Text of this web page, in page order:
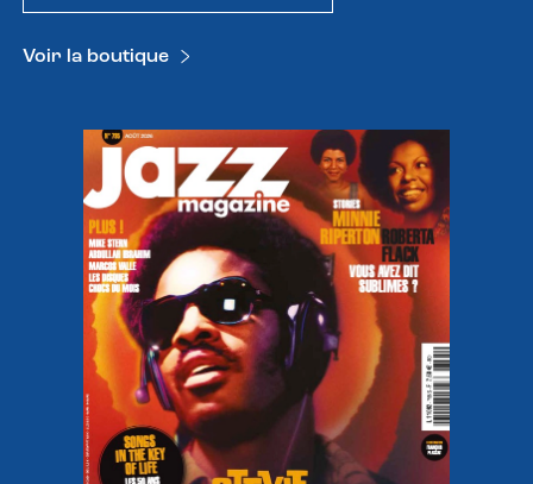
Voir la boutique